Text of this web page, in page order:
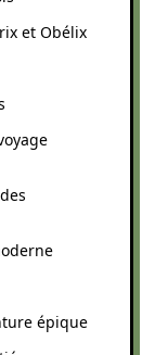
et Obélix
épique